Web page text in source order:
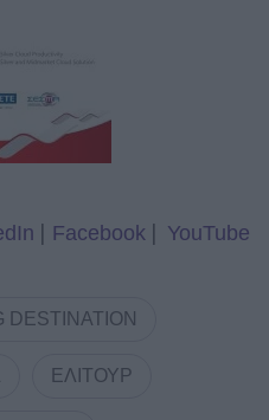
| Facebook | YouTube
DESTINATION
ΕΛΙΤΟΥΡ